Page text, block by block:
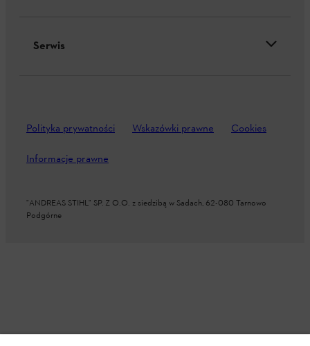
Serwis
Polityka prywatności Wskazówki prawne Cookies
Informacje prawne
"ANDREAS STIHL" SP. Z O.O. z siedzibą w Sadach, 62-080 Tarnowo
Podgórne